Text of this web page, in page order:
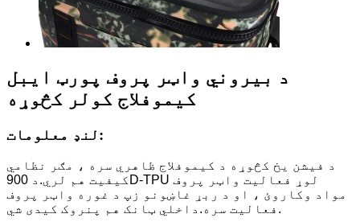
د بیروني واټر پروف پورټ ایبل
کیموفلاج کولر کڅوړه
لنډ معلومات:
د فیشن یخ کڅوړه د کیموفلاج ظاهري سره ، مګر نظامي
کیفیت هم لري.د 900D-TPU لوړ فعالیت واټر پروف
مواد وکاروئ ، او د ربړ غاښونو زپ د غوره واټر پروف
فعالیت سره.داخلي ټانک هم پنروک کیدی شي.